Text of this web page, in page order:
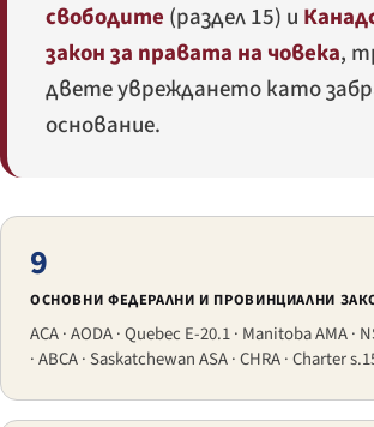
свободите (раздел 15) и
закон за правата на човека,
двете увреждането като
основание.
9
ОСНОВНИ ФЕДЕРАЛНИ И ПРОВИНЦИАЛНИ
ACA · AODA · Quebec E-20.1 · Manitoba AMA
· ABCA · Saskatchewan ASA · CHRA · Charter